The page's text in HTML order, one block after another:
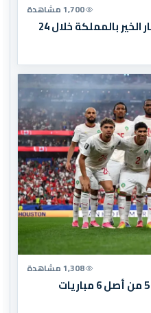
1,700 مشاهدة
في عز الصيف.. مقاييس أمطار الخير بالمملكة خلال 24
1,308 مشاهدة
مرة أخرى.. "الأسود" يلعبون 5 من أصل 6 مباريات